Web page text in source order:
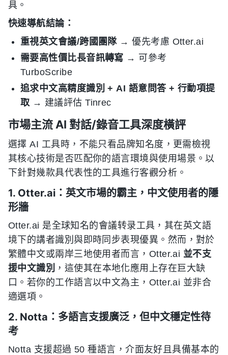
具。
快速導航結論：
重視英文會議/跨國團隊→ 優先考慮 Otter.ai
需要高性價比長音訊轉寫 → 可參考
TurboScribe
追求中文高精度識別 + AI 語意問答 + 行動項提
取→ 建議評估 Tinrec
市場主流 AI 對話/錄音工具深度橫評
選擇 AI 工具時，不能只看品牌知名度，更需檢視
其核心技術是否匹配你的語言環境與使用場景。以
下針對幾款具代表性的工具進行客觀分析。
1. Otter.ai：英文市場的霸主，中文使用者的隱
形牆
Otter.ai 是全球知名的會議转录工具，其在英文語
境下的講者識別與即時同步表現優異。然而，對於
繁體中文或兩岸三地使用者而言，Otter.ai 並不支
援中文識別 ，這使其在本地化應用上存在巨大缺
口。若你的工作語言以中文為主，Otter.ai 並非合
適選項。
2. Notta：多語言支援廣泛，但中文穩定性待
考
Notta 支援超過 50 種語言，介面友好且具備基本的